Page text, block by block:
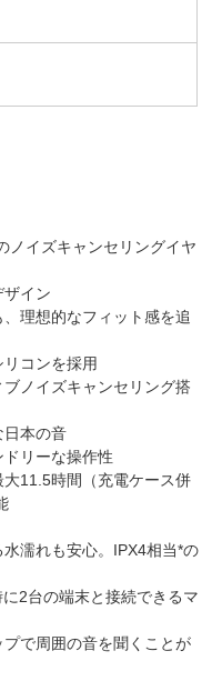
ノイズキャンセリングイヤ
ザイン
理想的なフィット感を追
コンを採用
ノイズキャンセリング搭
日本の音
リーな操作性
11.5時間（充電ケース併
濡れも安心。IPX4相当*の
2台の端末と接続できるマ
で周囲の音を聞くことが